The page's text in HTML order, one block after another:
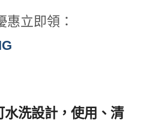
立即領：
洗設計，使用、清